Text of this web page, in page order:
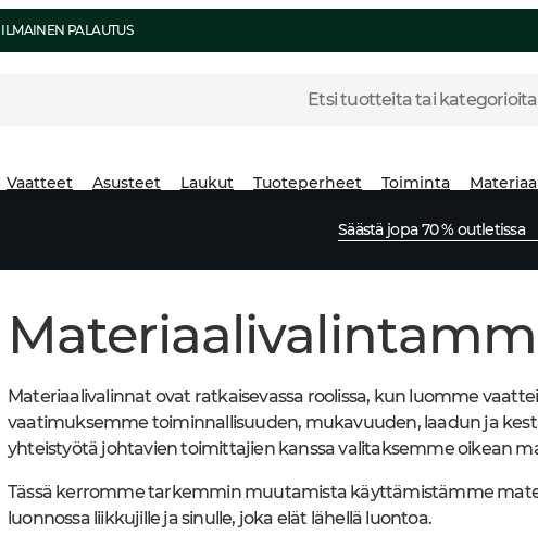
ILMAINEN PALAUTUS
Etsi tuotteita tai kategorioita
Vaatteet Asusteet Laukut Tuoteperheet Toiminta
Säästä jopa 70 % outletissa
Materiaalivalinnat ovat ratkaisevassa roolissa, kun luomme
vaatimuksemme toiminnallisuuden, mukavuuden, laadun ja
yhteistyötä johtavien toimittajien kanssa valitaksemme oikean
Tässä kerromme tarkemmin muutamista käyttämistämme
luonnossa liikkujille ja sinulle, joka elät lähellä luontoa.